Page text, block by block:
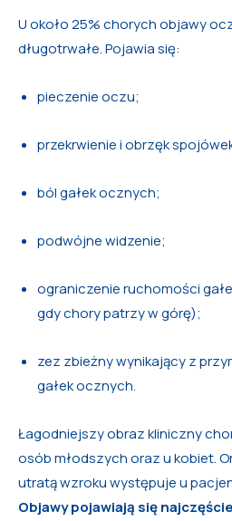
U około 25% chorych objawy
długotrwałe. Pojawia się:
pieczenie oczu;
przekrwienie i obrzęk
ból gałek ocznych;
podwójne widzenie;
ograniczenie ruchomości
gdy chory patrzy w górę);
zez zbieżny wynikający z
gałek ocznych.
Łagodniejszy obraz kliniczny
osób młodszych oraz u kobiet.
utratą wzroku występuje u
Objawy pojawiają się